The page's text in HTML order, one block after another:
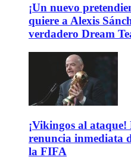
¡Un nuevo
quiere a Alexis
verdadero Dream
¡Vikingos al ataque!
renuncia inmediata
la FIFA